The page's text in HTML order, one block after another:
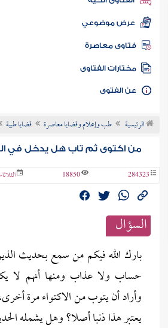
الفتاوى الحية
عرض موضوعي
فتاوى معاصرة
مختارات الفتاوى
الفتوى
الرئيسية طب وإعلام وقضايا معاصرة قضايا طبية
من اكتوى ثم تاب هل يدخل في
284323
18850 الثلاثاء 14 ربيع الآخر 1436 هـ - 3-2-2015 م
السؤال
بارك الله فيكم من سمع بحديث
حساب ولا عذاب ومنها أنهم لا
وأراد أن يتوب من الاكتواء مرة
يعتبر هذا ذنبا أصلا؟ وهل يشمله